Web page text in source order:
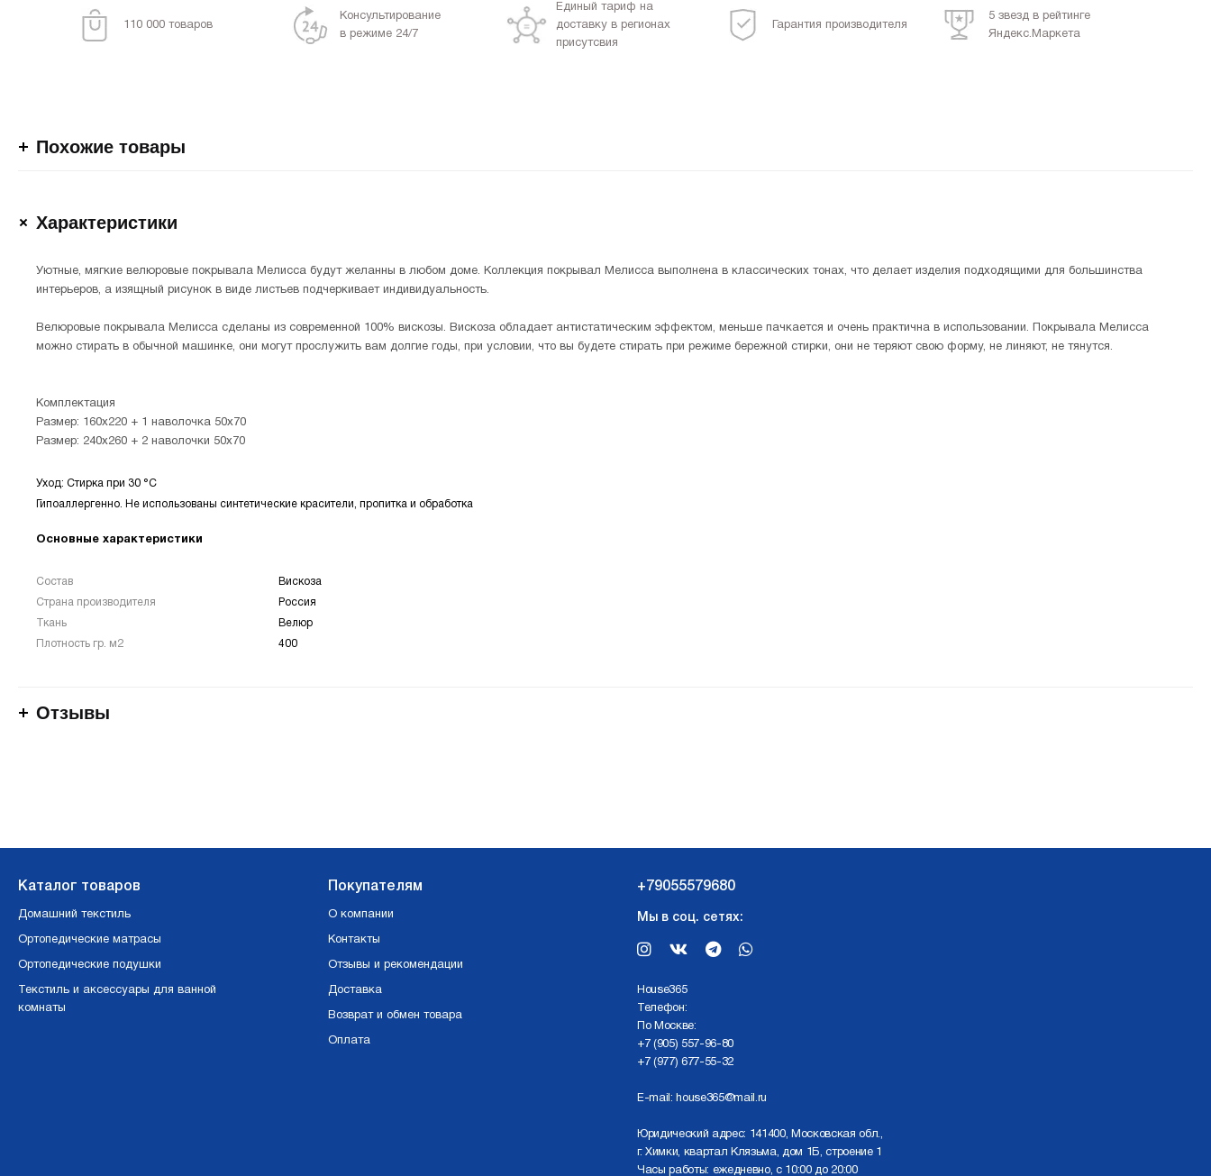
110 000 товаров
Консультирование
в режиме 24/7
Единый тариф на
доставку в регионах
присутсвия
Гарантия производителя
5 звезд в рейтинге
Яндекс.Маркета
Похожие товары
Характеристики
Уютные, мягкие велюровые покрывала Мелисса будут желанны в любом доме. Коллекция покрывал Мелисса выполнена в классических тонах, что делает изделия подходящими для большинства
интерьеров, а изящный рисунок в виде листьев подчеркивает индивидуальность.
Велюровые покрывала Мелисса сделаны из современной 100% вискозы. Вискоза обладает антистатическим эффектом, меньше пачкается и очень практична в использовании. Покрывала Мелисса
можно стирать в обычной машинке, они могут прослужить вам долгие годы, при условии, что вы будете стирать при режиме бережной стирки, они не теряют свою форму, не линяют, не тянутся.
Комплектация
Размер: 160х220 + 1 наволочка 50х70
Размер: 240х260 + 2 наволочки 50х70
Уход: Стирка при 30 °С
Гипоаллергенно. Не использованы синтетические красители, пропитка и обработка
Основные характеристики
Состав Вискоза
Страна производителя Россия
Ткань Велюр
Плотность гр. м2 400
Отзывы
Каталог товаров
Домашний текстиль
Ортопедические матрасы
Ортопедические подушки
Текстиль и аксессуары для ванной
комнаты
Покупателям
О компании
Контакты
Отзывы и рекомендации
Доставка
Возврат и обмен товара
Оплата
+79055579680
Мы в соц. сетях:
Нouse365
Телефон:
По Москве:
+7 (905) 557-96-80
+7 (977) 677-55-32
E-mail: house365@mail.ru
Юридический адрес: 141400, Московская обл.,
г. Химки, квартал Клязьма, дом 1Б, строение 1
Часы работы: ежедневно, с 10:00 до 20:00